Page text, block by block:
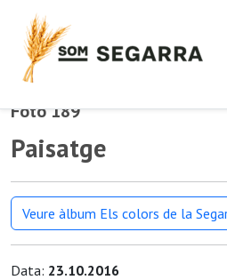
Foto 189
Paisatge
Veure àlbum Els colors de la
Data: 23.10.2016